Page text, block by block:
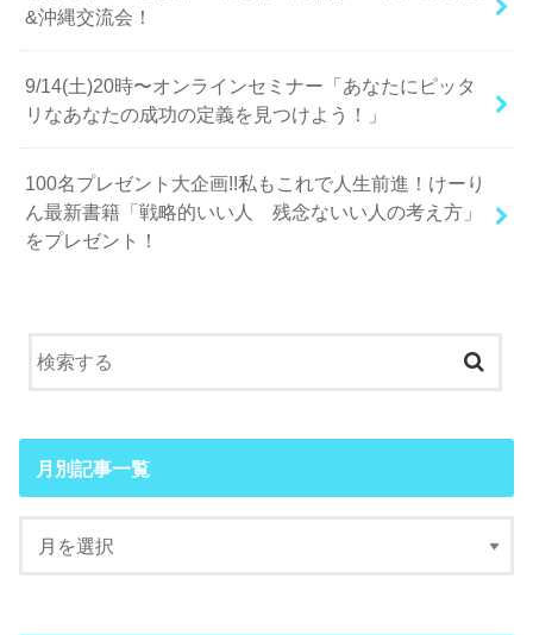
&沖縄交流会！
9/14(土)20時〜オンラインセミナー「あなたにピッタ
リなあなたの成功の定義を見つけよう！」
100名プレゼント大企画!!私もこれで人生前進！けーり
ん最新書籍「戦略的いい人 残念ないい人の考え方」
をプレゼント！
月別記事一覧